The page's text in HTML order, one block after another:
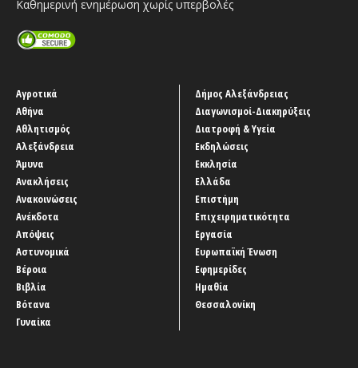
Καθημερινή ενημέρωση χωρίς υπερβολές
Αγροτικά
Αθήνα
Αθλητισμός
Αλεξάνδρεια
Άμυνα
Ανακλήσεις
Ανακοινώσεις
Ανέκδοτα
Απόψεις
Αστυνομικά
Βέροια
Βιβλία
Βότανα
Γυναίκα
Δήμος Αλεξάνδρειας
Διαγωνισμοί-Διακηρύξεις
Διατροφή & Υγεία
Εκδηλώσεις
Εκκλησία
Ελλάδα
Επιστήμη
Επιχειρηματικότητα
Εργασία
Ευρωπαϊκή Ένωση
Εφημερίδες
Ημαθία
Θεσσαλονίκη